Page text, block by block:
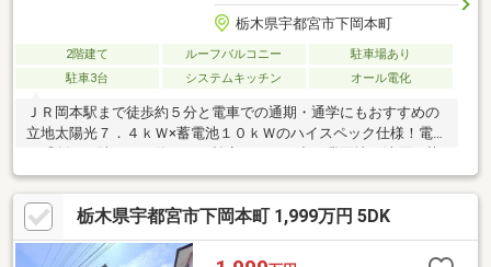
栃木県宇都宮市下岡本町
2階建て ルーフバルコニー
駐車場あり
駐車3台
システムキッチン オール電化
ＪＲ岡本駅まで徒歩約５分と電車での通期・通学にもおすすめの
立地太陽光７．４ｋＷ×蓄電池１０ｋＷのハイスペック仕様！電気
賀工業団地へのアクセス良好◎全居室収納ありですっきりとした
空間へ！南向きの明るいリビング！冬でもポカポカと暖かい日差
しに包まれる快適な暮らし。カースペース３台分完備で来客時の
駐車スペースも安心区画整理事業対象地！道路や公園が整備さ
れ、将来の資産価値向上も期待の立地近隣（約１ｋｍ）にて商業
栃木県宇都宮市下岡本町 1,999万円 5DK